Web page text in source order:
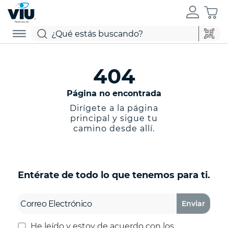
404
Página no encontrada
Dirígete a la página
principal y sigue tu
camino desde allí.
Entérate de todo lo que tenemos para ti.
Enviar